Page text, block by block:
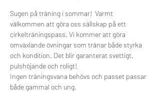
Sugen på träning i sommar!  Varmt
välkommen att göra oss sällskap på ett
cirkelträningspass. Vi kommer att göra
omväxlande övningar som tränar både styrka
och kondition. Det blir garanterat svettigt,
pulshöjande och roligt!
Ingen träningsvana behövs och passet passar
både gammal och ung.